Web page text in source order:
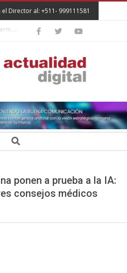
Director al: +511- 999111581
Search
ponen a prueba a la IA:
consejos médicos